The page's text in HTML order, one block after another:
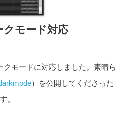
モード対応
クモードに対応しました。素晴ら
）を公開してくださった
。